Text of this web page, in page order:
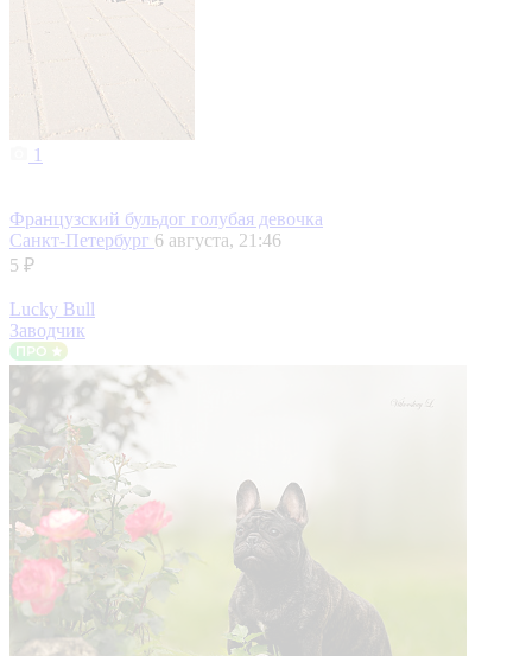
1
Французский бульдог голубая девочка
Санкт-Петербург 6 августа, 21:46
5 ₽
Lucky Bull
Заводчик